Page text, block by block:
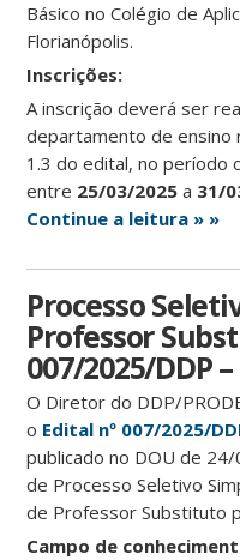
Básico no Colégio de
Florianópolis.
Inscrições:
A inscrição deverá ser
departamento de
1.3 do edital, no período
entre 25/03/2025 a 31/
Continue a leitura » »
Processo
Professor
007/2025/DDP –
O Diretor do DDP/
o Edital nº 007/2025/
publicado no DOU de
de Processo Seletivo
de Professor Substituto
Campo de